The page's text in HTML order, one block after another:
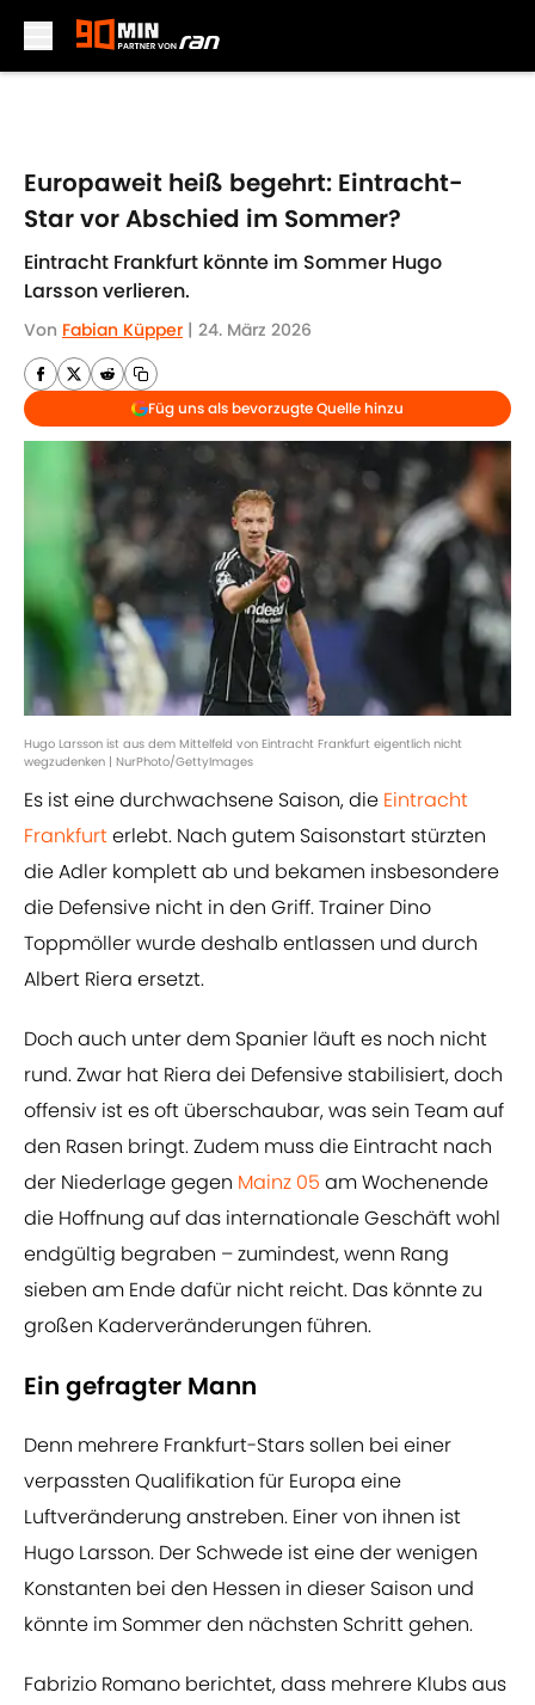
Europaweit heiß begehrt: Eintracht-
Star vor Abschied im Sommer?
Eintracht Frankfurt könnte im Sommer Hugo
Larsson verlieren.
Von Fabian Küpper | 24. März 2026
Füg uns als bevorzugte Quelle hinzu
Hugo Larsson ist aus dem Mittelfeld von Eintracht Frankfurt eigentlich nicht
wegzudenken | NurPhoto/GettyImages
Es ist eine durchwachsene Saison, die Eintracht
Frankfurterlebt. Nach gutem Saisonstart stürzten
die Adler komplett ab und bekamen insbesondere
die Defensive nicht in den Griff. Trainer Dino
Toppmöller wurde deshalb entlassen und durch
Albert Riera ersetzt.
Doch auch unter dem Spanier läuft es noch nicht
rund. Zwar hat Riera dei Defensive stabilisiert, doch
offensiv ist es oft überschaubar, was sein Team auf
den Rasen bringt. Zudem muss die Eintracht nach
der Niederlage gegen Mainz 05 am Wochenende
die Hoffnung auf das internationale Geschäft wohl
endgültig begraben – zumindest, wenn Rang
sieben am Ende dafür nicht reicht. Das könnte zu
großen Kaderveränderungen führen.
Ein gefragter Mann
Denn mehrere Frankfurt-Stars sollen bei einer
verpassten Qualifikation für Europa eine
Luftveränderung anstreben. Einer von ihnen ist
Hugo Larsson. Der Schwede ist eine der wenigen
Konstanten bei den Hessen in dieser Saison und
könnte im Sommer den nächsten Schritt gehen.
Fabrizio Romano berichtet, dass mehrere Klubs aus